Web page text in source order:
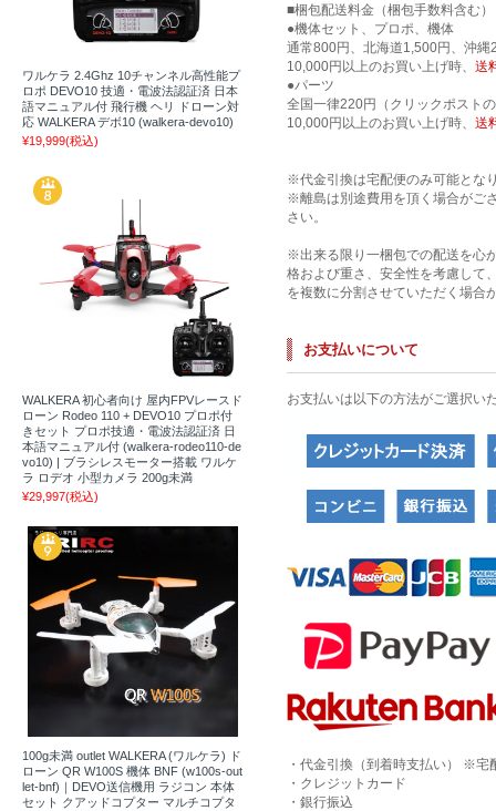
■梱包配送料金（梱包手数料含む）
●機体セット、プロポ、機体
通常800円、北海道1,500円、沖縄
10,000円以上のお買い上げ時、 送
●パーツ
全国一律220円（クリックポスト
10,000円以上のお買い上げ時、 送
※代金引換は宅配便のみ可能とな
※離島は別途費用を頂く場合がご
さい。
※出来る限り一梱包での配送を心
格および重さ、安全性を考慮して
を複数に分割させていただく場合
お支払いについて
お支払いは以下の方法がご選択い
・代金引換（到着時支払い） ※宅
・クレジットカード
・銀行振込
ワルケラ 2.4Ghz 10チャンネル高性能プ
ロポ DEVO10 技適・電波法認証済 日本
語マニュアル付 飛行機 ヘリ ドローン対
応 WALKERA デボ10 (walkera-devo10)
¥19,999(税込)
WALKERA 初心者向け 屋内FPVレースド
ローン Rodeo 110 + DEVO10 プロポ付
きセット プロポ技適・電波法認証済 日
本語マニュアル付 (walkera-rodeo110-de
vo10) | ブラシレスモーター搭載 ワルケ
ラ ロデオ 小型カメラ 200g未満
¥29,997(税込)
100g未満 outlet WALKERA (ワルケラ) ド
ローン QR W100S 機体 BNF (w100s-out
let-bnf)｜DEVO送信機用 ラジコン 本体
セット クアッドコプター マルチコプタ